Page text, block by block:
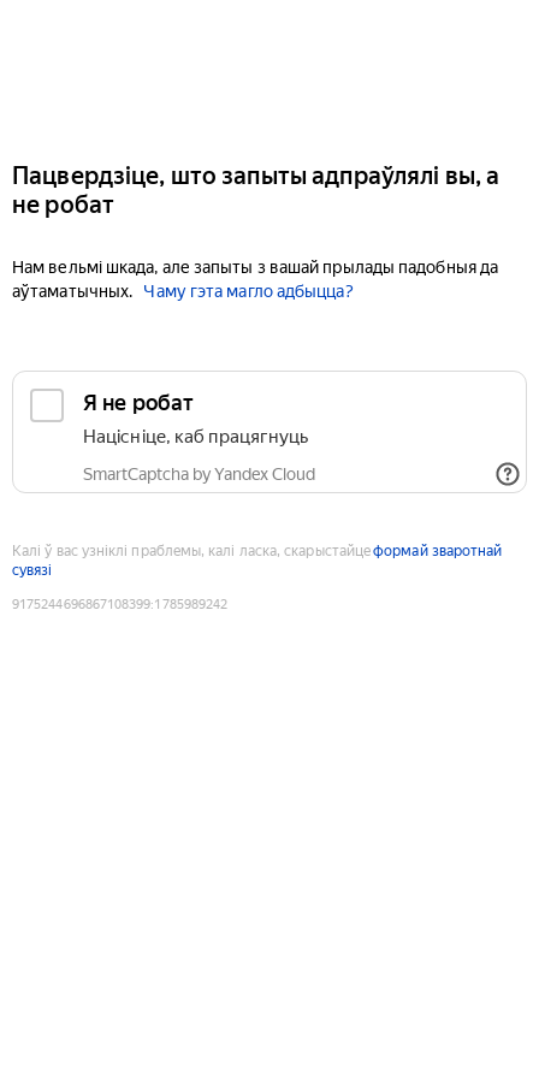
Пацвердзіце, што запыты адпраўлялі вы, а
не робат
Нам вельмі шкада, але запыты з вашай прылады падобныя да
аўтаматычных.
Чаму гэта магло адбыцца?
Я не робат
Націсніце, каб працягнуць
SmartCaptcha by Yandex Cloud
Калі ў вас узніклі праблемы, калі ласка, скарыстайцеформай зваротнай
сувязі
9175244696867108399:1785989242